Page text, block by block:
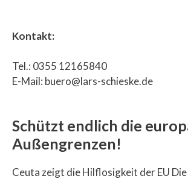
Kontakt:
Tel.: 0355 12165840
E-Mail: buero@lars-schieske.de
Schützt endlich die
Außengrenzen!
Ceuta zeigt die Hilflosigkeit der EU